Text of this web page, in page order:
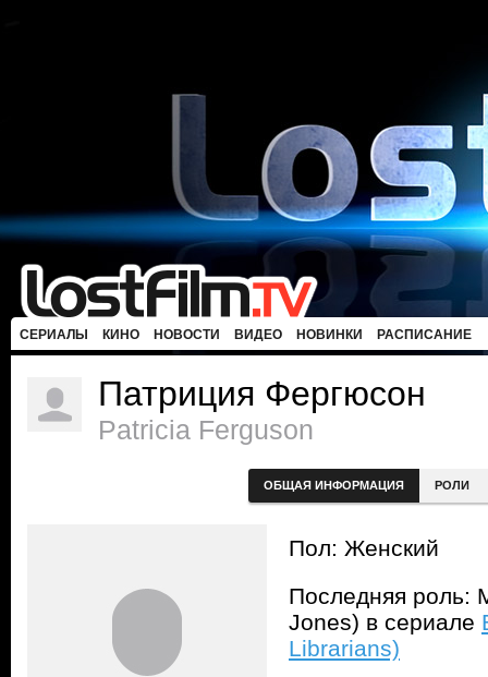
СЕРИАЛЫ КИНО НОВОСТИ ВИДЕО НОВИНКИ РАСПИСАНИЕ
Патриция Фергюсон
Patricia Ferguson
ОБЩАЯ ИНФОРМАЦИЯ РОЛИ
Пол: Женский
Последняя роль:
Jones) в сериале
Librarians)